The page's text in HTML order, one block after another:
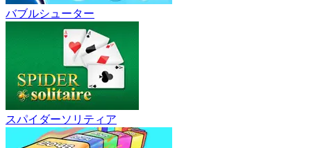
バブルシューター
スパイダーソリティア